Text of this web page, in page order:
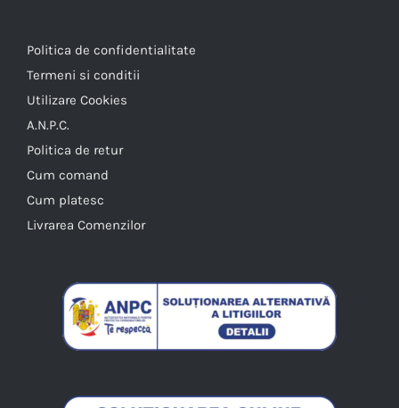
Politica de confidentialitate
Termeni si conditii
Utilizare Cookies
A.N.P.C.
Politica de retur
Cum comand
Cum platesc
Livrarea Comenzilor